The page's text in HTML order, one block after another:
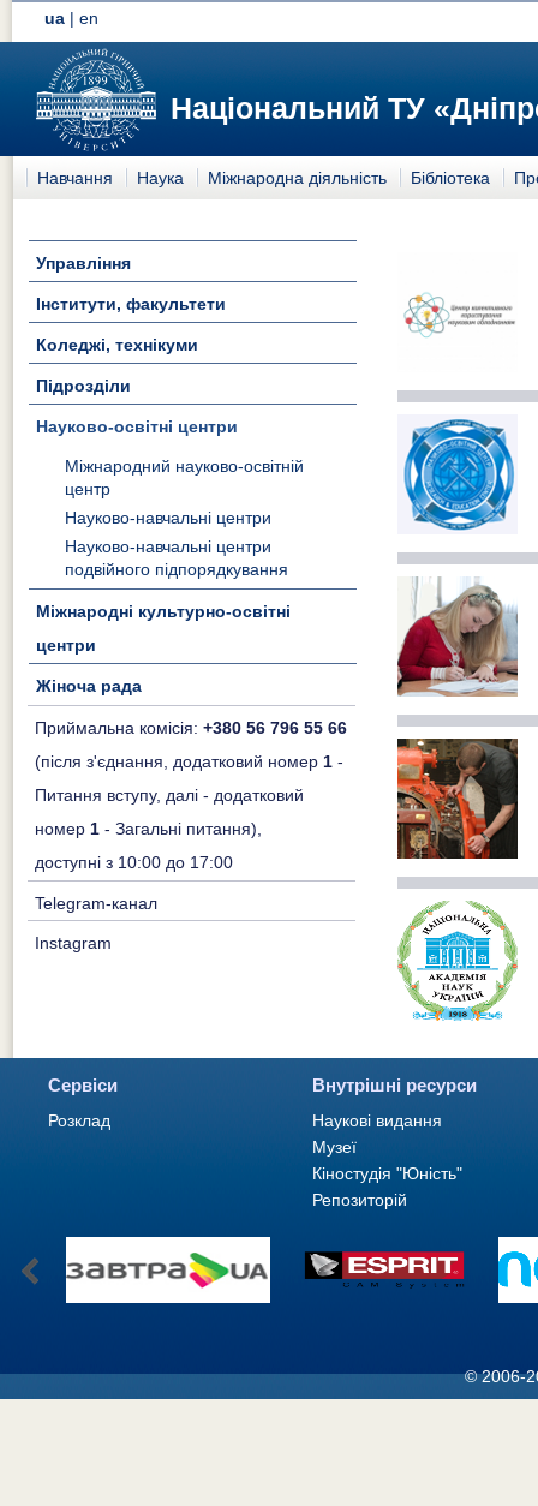
ua |en
Національний ТУ
Навчання Наука Міжнародна діяльність Бібліотека
Управління
Інститути, факультети
Коледжі, технікуми
Підрозділи
Науково-освітні центри
Міжнародний науково-освітній
центр
Науково-навчальні центри
Науково-навчальні центри
подвійного підпорядкування
Міжнародні культурно-освітні
центри
Жіноча рада
Приймальна комісія: +380 56 796 55 66
(після з'єднання, додатковий номер 1 -
Питання вступу, далі - додатковий
номер 1 - Загальні питання),
доступні з 10:00 до 17:00
Telegram-канал
Instagram
Сервіси
Розклад
Внутрішні ресурси
Наукові видання
Музеї
Кіностудія "Юність"
Репозиторій
© 2006-